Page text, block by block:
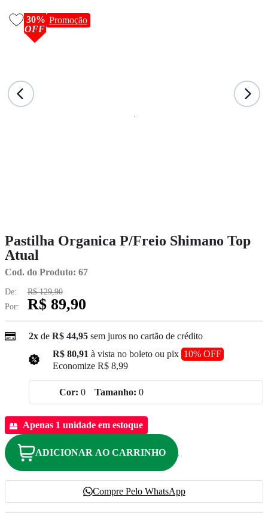
30%
OFF
Promoção
Pastilha Organica P/Freio Shimano Top
Atual
Cod. do Produto: 67
De:
R$ 129,90
Por:
R$ 89,90
2x de R$ 44,95 sem juros no cartão de crédito
R$ 80,91 à vista no boleto ou pix 10% OFF
Economize R$ 8,99
Cor: 0 Tamanho: 0
Apenas 1 unidade em estoque
ADICIONAR AO CARRINHO
Compre Pelo WhatsApp